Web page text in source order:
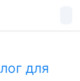
для